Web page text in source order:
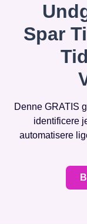
Spar
Denne GRATIS
identificere
automatisere